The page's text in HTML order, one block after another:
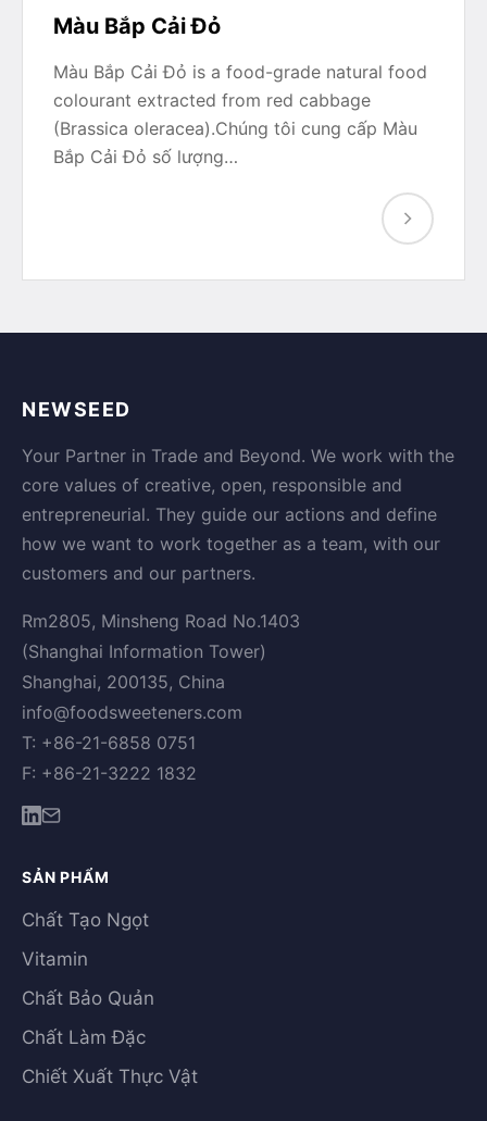
Màu Bắp Cải Đỏ
Màu Bắp Cải Đỏ is a food-grade natural food
colourant extracted from red cabbage
(Brassica oleracea).Chúng tôi cung cấp Màu
Bắp Cải Đỏ số lượng…
NEWSEED
Your Partner in Trade and Beyond. We work with the
core values of creative, open, responsible and
entrepreneurial. They guide our actions and define
how we want to work together as a team, with our
customers and our partners.
Rm2805, Minsheng Road No.1403
(Shanghai Information Tower)
Shanghai, 200135, China
info@foodsweeteners.com
T: +86-21-6858 0751
F: +86-21-3222 1832
SẢN PHẨM
Chất Tạo Ngọt
Vitamin
Chất Bảo Quản
Chất Làm Đặc
Chiết Xuất Thực Vật